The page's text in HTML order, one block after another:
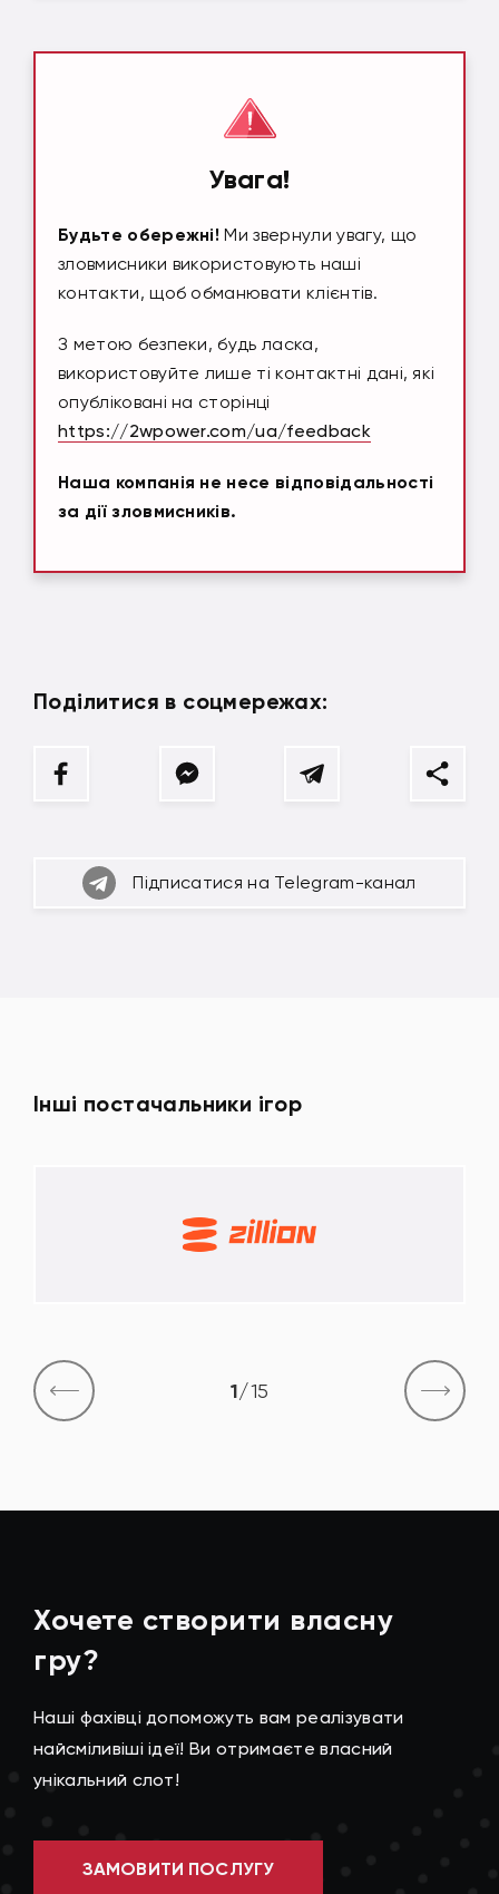
Увага!
Будьте обережні! Ми звернули увагу, що
зловмисники використовують наші
контакти, щоб обманювати клієнтів.
З метою безпеки, будь ласка,
використовуйте лише ті контактні дані, які
опубліковані на сторінці
https://2wpower.com/ua/feedback
Наша компанія не несе відповідальності
за дії зловмисників.
Поділитися в соцмережах:
Підписатися на Telegram-канал
Інші постачальники ігор
1/15
Хочете створити власну
гру?
Наші фахівці допоможуть вам реалізувати
найсміливіші ідеї! Ви отримаєте власний
унікальний слот!
ЗАМОВИТИ ПОСЛУГУ